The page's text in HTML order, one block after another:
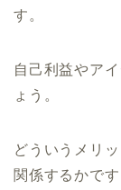
す。
自己利益やア
ょう。
どういうメリ
関係するかです